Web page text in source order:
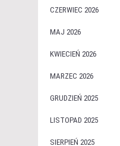
CZERWIEC 2026
MAJ 2026
KWIECIEŃ 2026
MARZEC 2026
GRUDZIEŃ 2025
LISTOPAD 2025
SIERPIEŃ 2025